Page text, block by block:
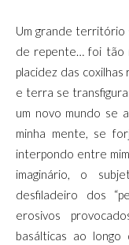
Um grande território
de repente… foi tão
placidez das
e terra se
um novo mundo se
minha mente, se
interpondo entre
imaginário, o
desfiladeiro dos
erosivos
basálticas ao longo